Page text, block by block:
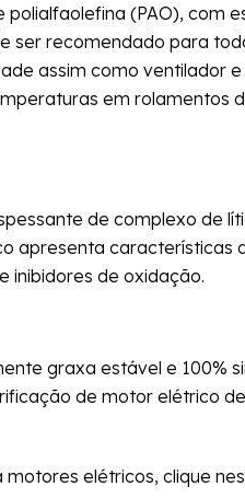
polialfaolefina (PAO), com
ser recomendado para
assim como ventilador
em rolamentos
de complexo de
apresenta características
inibidores de oxidação.
graxa estável e 100%
de motor elétrico
elétricos, clique